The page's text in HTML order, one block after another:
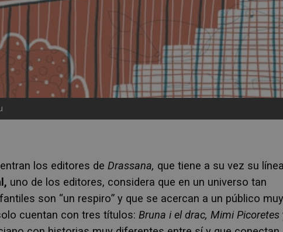
los editores de Drassana, que tiene a su vez su línea
uno de los editores, considera que en un universo tan
son “un respiro” y que se acercan a un público muy
cuentan con tres títulos: Bruna i el drac, Mimi Picoretes